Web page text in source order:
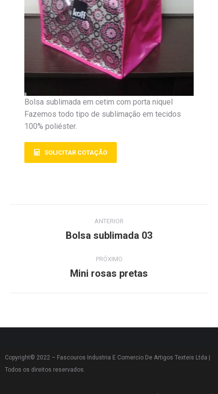
Bolsa sublimada em cetim com porta niquel
Fazemos todo tipo de sublimação em tecidos
100% poliéster.
SOLICITAR COTAÇÃO
ANTERIOR
Bolsa sublimada 03
PRÓXIMO
Mini rosas pretas
Copyright© 2022 – Fascouros Industria E Comercio De Artigos Texteis Ltda |
Todos os direitos reservados.